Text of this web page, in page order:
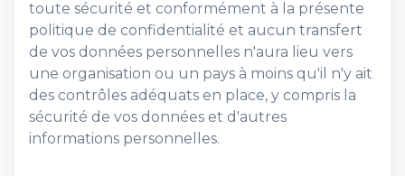
toute sécurité et conformément à la présente
politique de confidentialité et aucun transfert
de vos données personnelles n'aura lieu vers
une organisation ou un pays à moins qu'il n'y ait
des contrôles adéquats en place, y compris la
sécurité de vos données et d'autres
informations personnelles.